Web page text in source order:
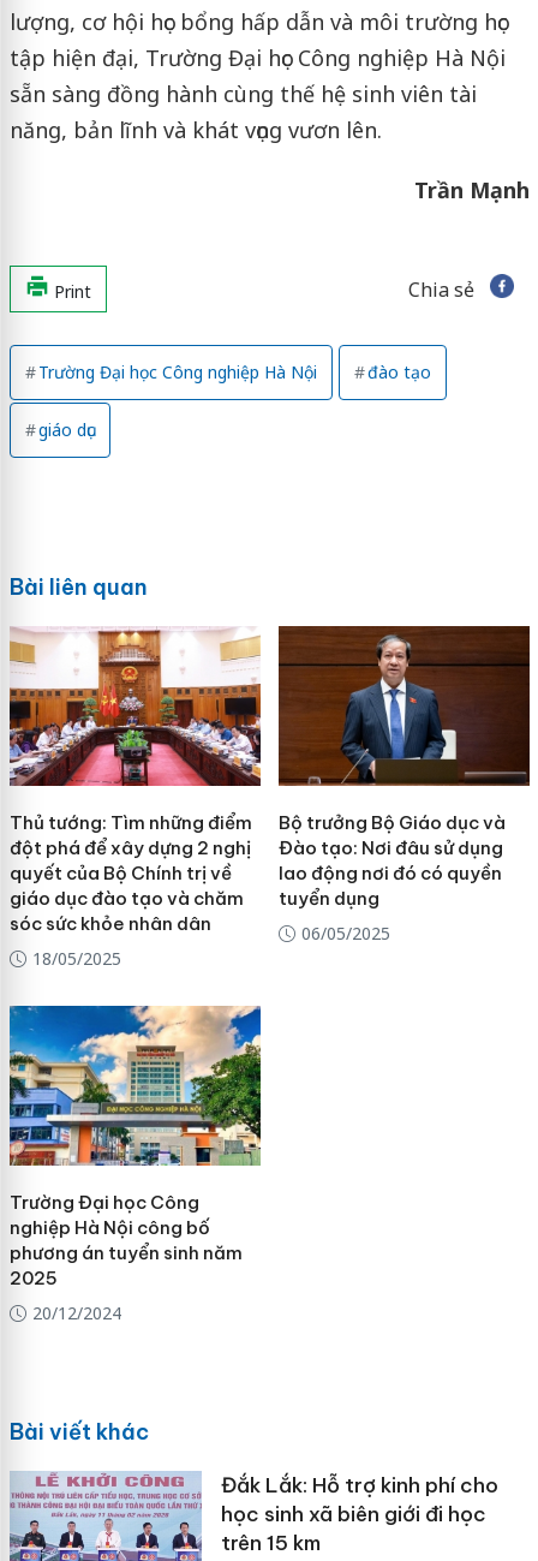
lượng, cơ hội học bổng hấp dẫn và môi trường học
tập hiện đại, Trường Đại học Công nghiệp Hà Nội
sẵn sàng đồng hành cùng thế hệ sinh viên tài
năng, bản lĩnh và khát vọng vươn lên.
Trần Mạnh
Print Chia sẻ
Trường Đại học Công nghiệp Hà Nội đào tạo
giáo dục
Bài liên quan
Thủ tướng: Tìm những điểm
đột phá để xây dựng 2 nghị
quyết của Bộ Chính trị về
giáo dục đào tạo và chăm
sóc sức khỏe nhân dân
18/05/2025
Bộ trưởng Bộ Giáo dục và
Đào tạo: Nơi đâu sử dụng
lao động nơi đó có quyền
tuyển dụng
06/05/2025
Trường Đại học Công
nghiệp Hà Nội công bố
phương án tuyển sinh năm
2025
20/12/2024
Bài viết khác
Đắk Lắk: Hỗ trợ kinh phí cho
học sinh xã biên giới đi học
trên 15 km